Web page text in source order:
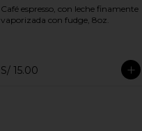
Café espresso, con leche finamente
vaporizada con fudge, 8oz.
S/ 15.00